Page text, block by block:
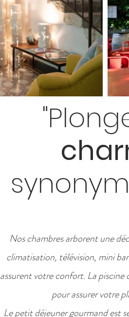
Nos chambres arborent une
climatisation, télévision, mini
assurent votre confort. La piscine
pour assurer votre
Le petit déjeuner gourmand est